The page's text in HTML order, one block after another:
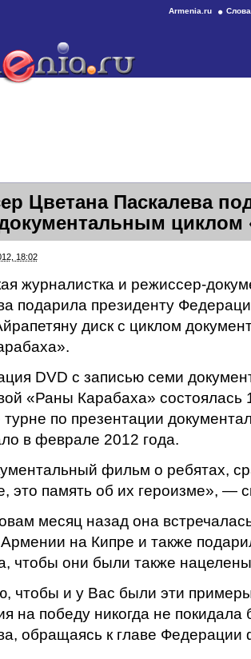
Armenia.ru
Цветана Паскалева
циклом
18:02
журналистка и режиссер-
подарила президенту
диск с циклом
DVD с записью семи
«Раны Карабаха»
по презентации
в феврале 2012 года.
фильм о ребятах,
это память об их героизме», —
месяц назад она
на Кипре и также
чтобы они были также
чтобы и у Вас были эти
на победу никогда не
обращаясь к главе